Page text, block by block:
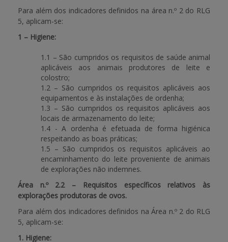
Para além dos indicadores definidos na área n.º 2 do RLG
5, aplicam-se:
1 – Higiene:
1.1 – São cumpridos os requisitos de saúde animal
aplicáveis aos animais produtores de leite e
colostro;
1.2 – São cumpridos os requisitos aplicáveis aos
equipamentos e às instalações de ordenha;
1.3 – São cumpridos os requisitos aplicáveis aos
locais de armazenamento do leite;
1.4 - A ordenha é efetuada de forma higiénica
respeitando as boas práticas;
1.5 – São cumpridos os requisitos aplicáveis ao
encaminhamento do leite proveniente de animais
de explorações não indemnes.
Área n.º 2.2 – Requisitos específicos relativos às
explorações produtoras de ovos.
Para além dos indicadores definidos na Área n.º 2 do RLG
5, aplicam-se:
1. Higiene: